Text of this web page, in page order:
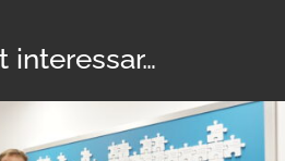
interessar…